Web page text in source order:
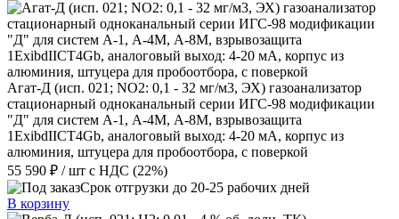
Агат-Д (исп. 021; NO2: 0,1 - 32 мг/м3, ЭХ) газоанализатор
стационарный одноканальный серии ИГС-98 модификации
"Д" для систем А-1, А-4М, А-8М, взрывозащита
1ExibdIICT4Gb, аналоговый выход: 4-20 мА, корпус из
алюминия, штуцера для пробоотбора, с поверкой
55 590 ₽ / шт с НДС (22%)
Срок отгрузки до 20-25 рабочих дней
В корзину